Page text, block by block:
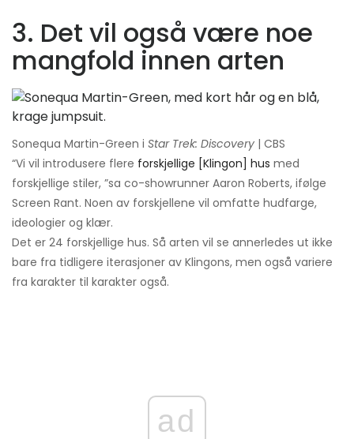
3. Det vil også være noe
mangfold innen arten
Sonequa Martin-Green i Star Trek: Discovery | CBS
“Vi vil introdusere flere forskjellige [Klingon] hus med
forskjellige stiler, ”sa co-showrunner Aaron Roberts, ifølge
Screen Rant. Noen av forskjellene vil omfatte hudfarge,
ideologier og klær.
Det er 24 forskjellige hus. Så arten vil se annerledes ut ikke
bare fra tidligere iterasjoner av Klingons, men også variere
fra karakter til karakter også.
ad